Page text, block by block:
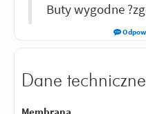
Buty wygodne
Dane techniczne
Membrana